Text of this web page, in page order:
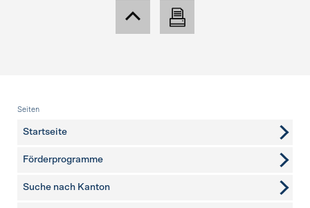
Fusszeile
Seiten
Startseite
Förderprogramme
Suche nach Kanton